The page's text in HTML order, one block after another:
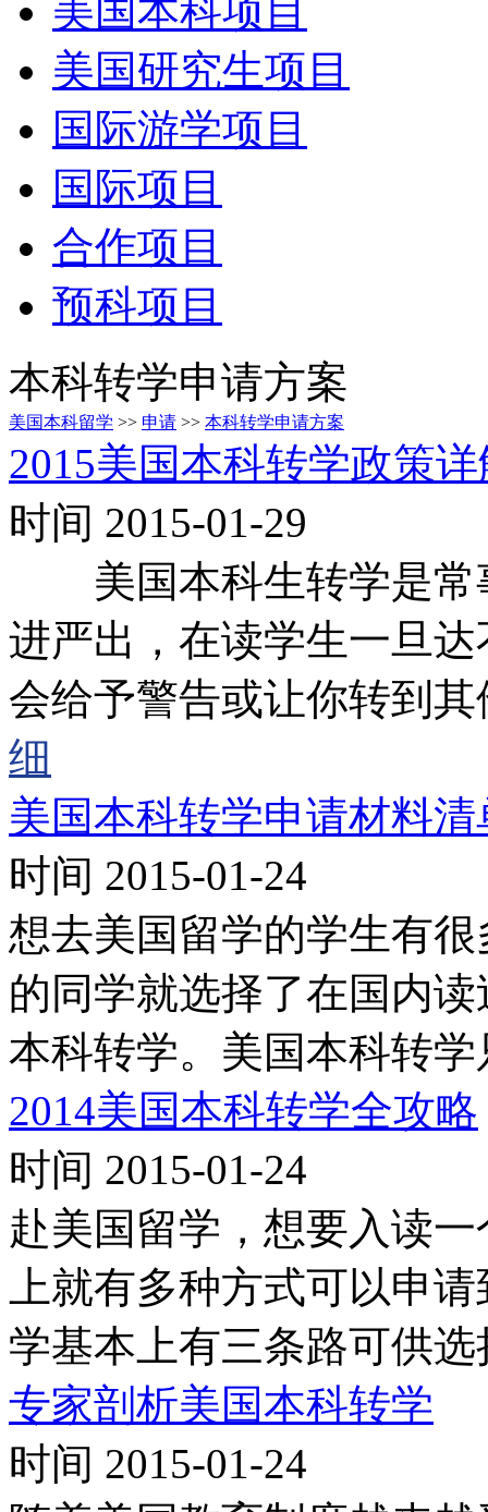
美国本科项目
美国研究生项目
国际游学项目
国际项目
合作项目
预科项目
本科转学申请方案
美国本科留学 >> 申请 >> 本科转学申请方案
2015美国本科转学政策
时间 2015-01-29
美国本科生转学是常
进严出，在读学生一旦
会给予警告或让你转到
细
美国本科转学申请材料清
时间 2015-01-24
想去美国留学的学生有
的同学就选择了在国内
本科转学。美国本科转
2014美国本科转学全攻略
时间 2015-01-24
赴美国留学，想要入读
上就有多种方式可以申
学基本上有三条路可供
专家剖析美国本科转学
时间 2015-01-24